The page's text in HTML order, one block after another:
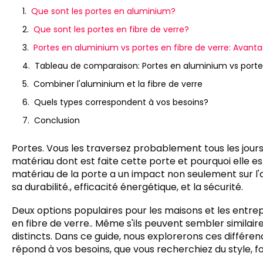
Que sont les portes en aluminium?
Que sont les portes en fibre de verre?
Portes en aluminium vs portes en fibre de verre:
Tableau de comparaison: Portes en aluminium vs
Combiner l'aluminium et la fibre de verre
Quels types correspondent à vos besoins?
Conclusion
Portes. Vous les traversez probablement tous les
matériau dont est faite cette porte et pourquoi elle
matériau de la porte a un impact non seulement sur
sa durabilité., efficacité énergétique, et la sécurité.
Deux options populaires pour les maisons et les
en fibre de verre.. Même s'ils peuvent sembler
distincts. Dans ce guide, nous explorerons ces
répond à vos besoins, que vous recherchiez du style,